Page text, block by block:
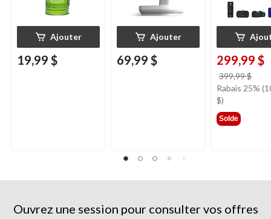
Ajouter
19,99 $
Ajouter
69,99 $ 299,99 $
399,99 $
était
Rabais 25%
$)
Solde
Ouvrez une session pour consulter vos offres